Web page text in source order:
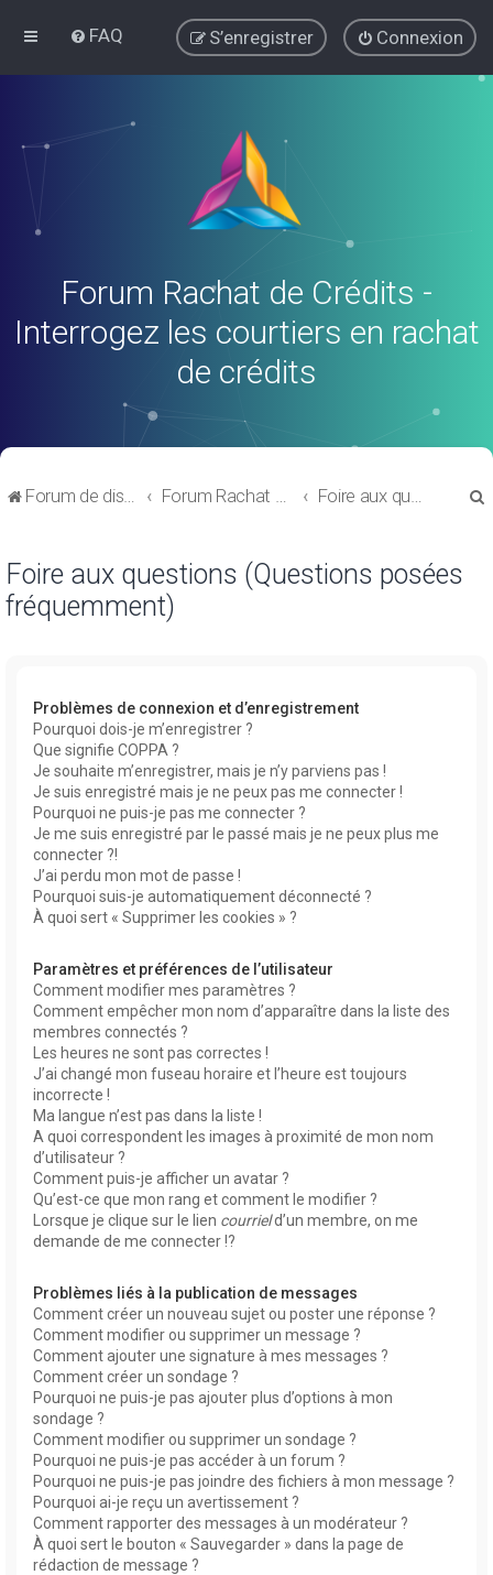
FAQ Connexion
S’enregistrer
Forum Rachat de Crédits -
Interrogez les courtiers en rachat
de crédits
Forum de discussions sur le Regroupement de Crédits et le Rachat de Crédits Forum Rachat de Crédits Foire aux questions (Questions posées fréquemment)
Foire aux questions (Questions posées
fréquemment)
Problèmes de connexion et d’enregistrement
Pourquoi dois-je m’enregistrer ?
Que signifie COPPA ?
Je souhaite m’enregistrer, mais je n’y parviens pas !
Je suis enregistré mais je ne peux pas me connecter !
Pourquoi ne puis-je pas me connecter ?
Je me suis enregistré par le passé mais je ne peux plus me
connecter ?!
J’ai perdu mon mot de passe !
Pourquoi suis-je automatiquement déconnecté ?
À quoi sert « Supprimer les cookies » ?
Paramètres et préférences de l’utilisateur
Comment modifier mes paramètres ?
Comment empêcher mon nom d’apparaître dans la liste des
membres connectés ?
Les heures ne sont pas correctes !
J’ai changé mon fuseau horaire et l’heure est toujours
incorrecte !
Ma langue n’est pas dans la liste !
A quoi correspondent les images à proximité de mon nom
d’utilisateur ?
Comment puis-je afficher un avatar ?
Qu’est-ce que mon rang et comment le modifier ?
Lorsque je clique sur le lien courrield’un membre, on me
demande de me connecter !?
Problèmes liés à la publication de messages
Comment créer un nouveau sujet ou poster une réponse ?
Comment modifier ou supprimer un message ?
Comment ajouter une signature à mes messages ?
Comment créer un sondage ?
Pourquoi ne puis-je pas ajouter plus d’options à mon
sondage ?
Comment modifier ou supprimer un sondage ?
Pourquoi ne puis-je pas accéder à un forum ?
Pourquoi ne puis-je pas joindre des fichiers à mon message ?
Pourquoi ai-je reçu un avertissement ?
Comment rapporter des messages à un modérateur ?
À quoi sert le bouton « Sauvegarder » dans la page de
rédaction de message ?